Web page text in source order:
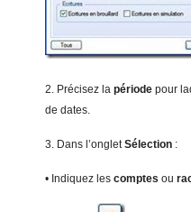
2. Précisez la période pour
de dates.
3. Dans l’ongletSé lection :
• Indiquez les comptes ou